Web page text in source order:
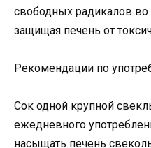
свободных радикалов
защищая печень от
Рекомендации по
Сок одной крупной
ежедневного
насыщать печень